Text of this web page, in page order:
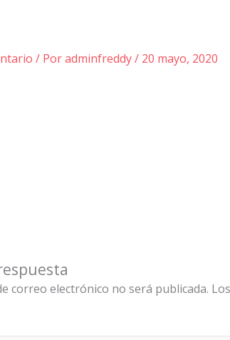
/ Poradminfreddy/ 20 mayo, 2020
correo electrónico no será publicada.